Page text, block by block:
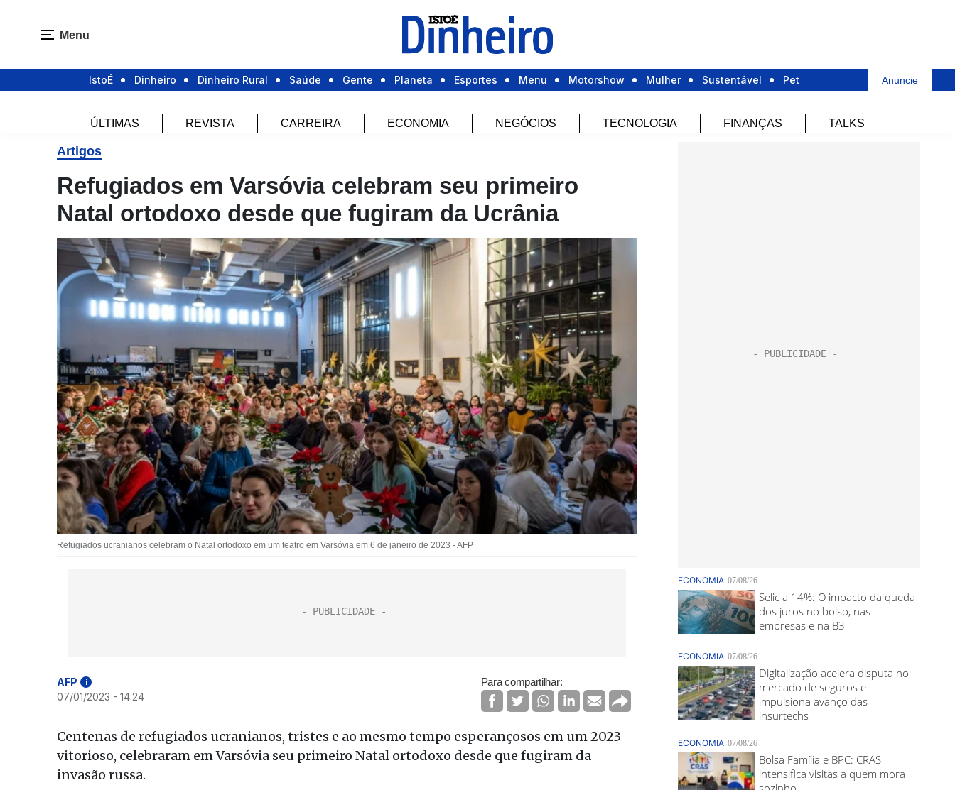
Menu
IstoÉ Dinheiro Dinheiro Rural Saúde Gente Planeta Esportes Menu Motorshow Mulher Sustentável Pet Anuncie
ÚLTIMAS REVISTA CARREIRA ECONOMIA NEGÓCIOS TECNOLOGIA FINANÇAS TALKS
Artigos
Refugiados em Varsóvia celebram seu primeiro
Natal ortodoxo desde que fugiram da Ucrânia
Refugiados ucranianos celebram o Natal ortodoxo em um teatro em Varsóvia em 6 de janeiro de 2023 - AFP
AFP i
07/01/2023 - 14:24
Para compartilhar:
Centenas de refugiados ucranianos, tristes e ao mesmo tempo esperançosos em um 2023
vitorioso, celebraram em Varsóvia seu primeiro Natal ortodoxo desde que fugiram da
invasão russa.